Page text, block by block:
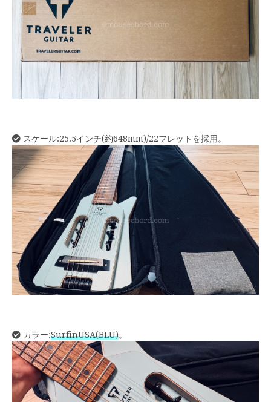
スケール:25.5インチ(約648mm)/22フレットを採用。
カラー:SurfinUSA(BLU)。